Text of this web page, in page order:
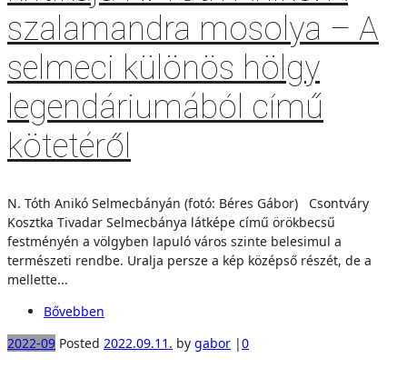
szalamandra mosolya – A
selmeci különös hölgy
legendáriumából című
kötetéről
N. Tóth Anikó Selmecbányán (fotó: Béres Gábor) Csontváry
Kosztka Tivadar Selmecbánya látképe című örökbecsű
festményén a völgyben lapuló város szinte belesimul a
természeti rendbe. Uralja persze a kép középső részét, de a
mellette...
Bővebben
2022-09 Posted 2022.09.11. by gabor |0